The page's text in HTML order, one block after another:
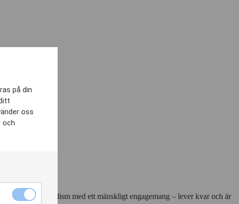
professionalism med ett mänskligt engagemang – lever kvar och är
på din
oss
och
Nödvändiga
cookies